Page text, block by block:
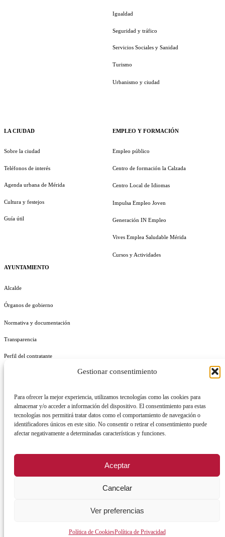
Gestionar consentimiento
Para ofrecer la mejor experiencia, utilizamos tecnologías como las cookies para
almacenar y/o acceder a información del dispositivo. El consentimiento para estas
tecnologías nos permitirá tratar datos como el comportamiento de navegación o
identificadores únicos en este sitio. No consentir o retirar el consentimiento puede
afectar negativamente a determinadas características y funciones.
Aceptar
Cancelar
Ver preferencias
Política de CookiesPolítica de Privacidad
LA CIUDAD
Sobre la ciudad
Teléfonos de interés
Agenda urbana de Mérida
Cultura y festejos
Guía útil
AYUNTAMIENTO
Alcalde
Órganos de gobierno
Normativa y documentación
Transparencia
Perfil del contratante
Igualdad
Seguridad y tráfico
Servicios Sociales y Sanidad
Turismo
Urbanismo y ciudad
EMPLEO Y FORMACIÓN
Empleo público
Centro de formación la Calzada
Centro Local de Idiomas
Impulsa Empleo Joven
Generación IN Empleo
Vives Emplea Saludable Mérida
Cursos y Actividades
REGISTRO DE ACTIVIDADES DE TRATAMIENTO